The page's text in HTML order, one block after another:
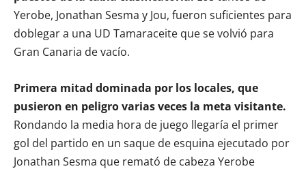
Yerobe, Jonathan Sesma y Jou, fueron suficientes para
doblegar a una UD Tamaraceite que se volvió para
Gran Canaria de vacío.
Primera mitad dominada por los locales, que
pusieron en peligro varias veces la meta visitante.
Rondando la media hora de juego llegaría el primer
gol del partido en un saque de esquina ejecutado por
Jonathan Sesma que remató de cabeza Yerobe